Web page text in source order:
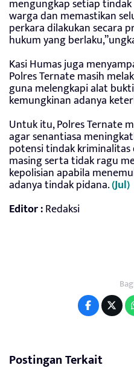
mengungkap setiap
warga dan memastikan
perkara dilakukan secara
hukum yang
Kasi Humas juga
Polres Ternate masih
guna melengkapi alat
kemungkinan adanya
Untuk itu, Polres Ternate
agar senantiasa
potensi tindak
masing serta tidak ragu
kepolisian apabila
adanya tindak pidana.(Jul)
Editor :Redaksi
Postingan Terkait